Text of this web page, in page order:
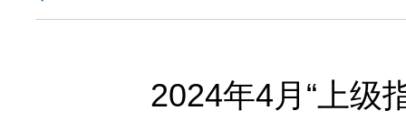
2024年4月“上级